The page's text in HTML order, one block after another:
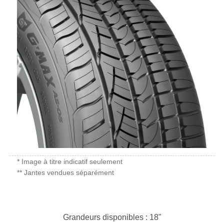
* Image à titre indicatif seulement
** Jantes vendues séparément
Grandeurs disponibles : 18"